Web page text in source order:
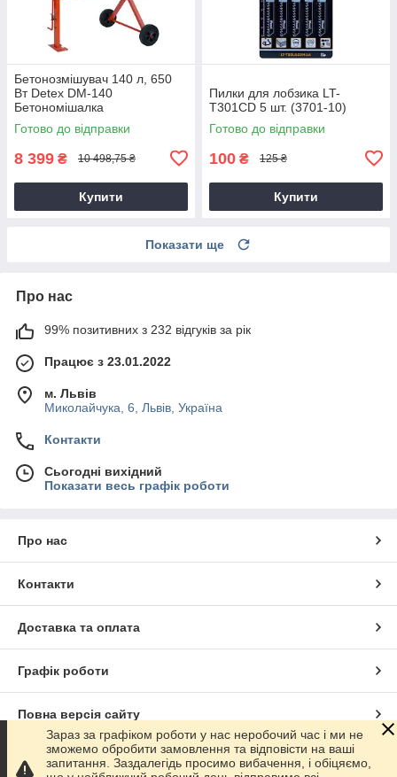
Бетонозмішувач 140 л, 650
Вт Detex DM-140
Бетономішалка
Готово до відправки
8 399 ₴ 10 498,75 ₴
Купити
Пилки для лобзика LT-
T301CD 5 шт. (3701-10)
Готово до відправки
100 ₴ 125 ₴
Купити
Показати ще
Про нас
99% позитивних з 232 відгуків за рік
Працює з 23.01.2022
м. Львів
Миколайчука, 6, Львів, Україна
Контакти
Сьогодні вихідний
Показати весь графік роботи
Про нас
Контакти
Доставка та оплата
Графік роботи
Повна версія сайту
Сайт створено на маркетплейсіProm.ua
Зараз за графіком роботи у нас неробочий час і ми не
зможемо обробити замовлення та відповісти на ваші
запитання. Заздалегідь просимо вибачення, і обіцяємо,